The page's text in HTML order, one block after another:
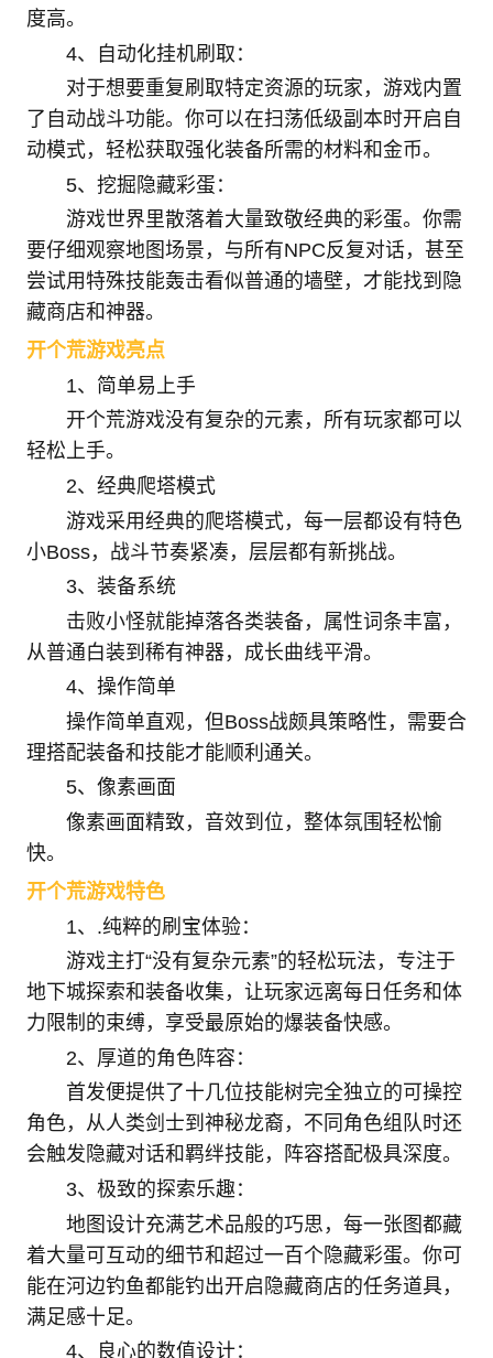
度高。
4、自动化挂机刷取：
对于想要重复刷取特定资源的玩家，游戏内置
了自动战斗功能。你可以在扫荡低级副本时开启自
动模式，轻松获取强化装备所需的材料和金币。
5、挖掘隐藏彩蛋：
游戏世界里散落着大量致敬经典的彩蛋。你需
要仔细观察地图场景，与所有NPC反复对话，甚至
尝试用特殊技能轰击看似普通的墙壁，才能找到隐
藏商店和神器。
开个荒游戏亮点
1、简单易上手
开个荒游戏没有复杂的元素，所有玩家都可以
轻松上手。
2、经典爬塔模式
游戏采用经典的爬塔模式，每一层都设有特色
小Boss，战斗节奏紧凑，层层都有新挑战。
3、装备系统
击败小怪就能掉落各类装备，属性词条丰富，
从普通白装到稀有神器，成长曲线平滑。
4、操作简单
操作简单直观，但Boss战颇具策略性，需要合
理搭配装备和技能才能顺利通关。
5、像素画面
像素画面精致，音效到位，整体氛围轻松愉
快。
开个荒游戏特色
1、.纯粹的刷宝体验：
游戏主打“没有复杂元素”的轻松玩法，专注于
地下城探索和装备收集，让玩家远离每日任务和体
力限制的束缚，享受最原始的爆装备快感。
2、厚道的角色阵容：
首发便提供了十几位技能树完全独立的可操控
角色，从人类剑士到神秘龙裔，不同角色组队时还
会触发隐藏对话和羁绊技能，阵容搭配极具深度。
3、极致的探索乐趣：
地图设计充满艺术品般的巧思，每一张图都藏
着大量可互动的细节和超过一百个隐藏彩蛋。你可
能在河边钓鱼都能钓出开启隐藏商店的任务道具，
满足感十足。
4、良心的数值设计：